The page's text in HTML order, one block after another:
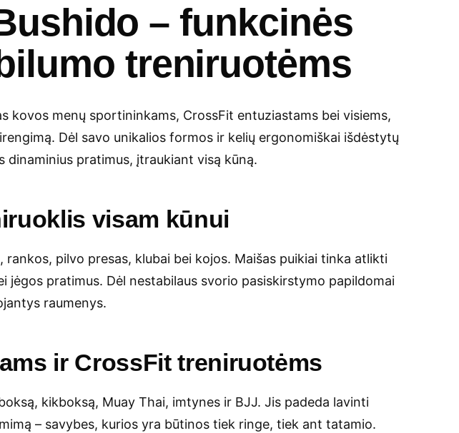
– funkcinės
treniruotėms
kovos menų sportininkams, CrossFit entuziastams bei visiems,
Dėl savo unikalios formos ir kelių ergonomiškai išdėstytų
dinaminius pratimus, įtraukiant visą kūną.
visam kūnui
pilvo presas, klubai bei kojos. Maišas puikiai tinka atlikti
jėgos pratimus. Dėl nestabilaus svorio pasiskirstymo papildomai
raumenys.
ir CrossFit treniruotėms
kikboksą, Muay Thai, imtynes ir BJJ. Jis padeda lavinti
– savybes, kurios yra būtinos tiek ringe, tiek ant tatamio.